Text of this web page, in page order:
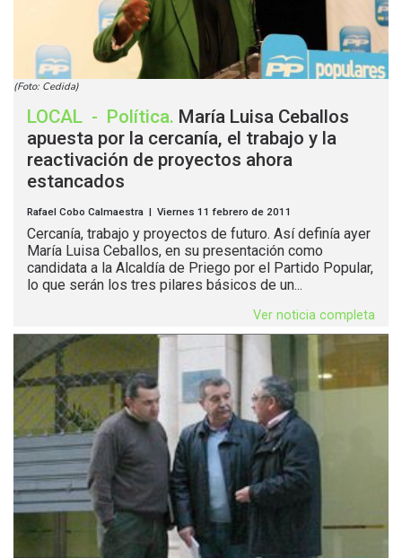
(Foto: Cedida)
LOCAL - Política. María Luisa Ceballos
apuesta por la cercanía, el trabajo y la
reactivación de proyectos ahora
estancados
Rafael Cobo Calmaestra | Viernes 11 febrero de 2011
Cercanía, trabajo y proyectos de futuro. Así definía ayer
María Luisa Ceballos, en su presentación como
candidata a la Alcaldía de Priego por el Partido Popular,
lo que serán los tres pilares básicos de un...
Ver noticia completa